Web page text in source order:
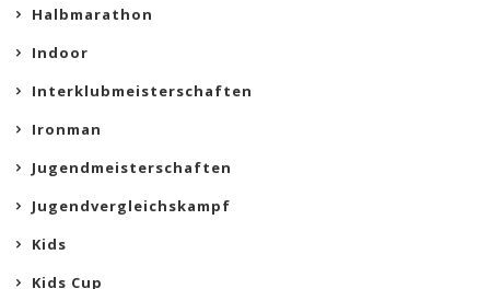
Halbmarathon
Indoor
Interklubmeisterschaften
Ironman
Jugendmeisterschaften
Jugendvergleichskampf
Kids
Kids Cup